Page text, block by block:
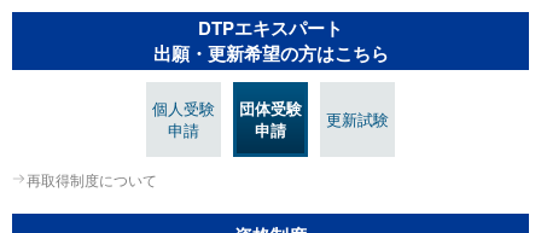
DTPエキスパート
出願・更新希望の方はこちら
個人受験
申請
団体受験
申請
更新試験
再取得制度について